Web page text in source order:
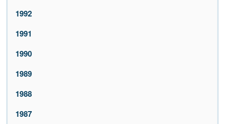
1992
1991
1990
1989
1988
1987